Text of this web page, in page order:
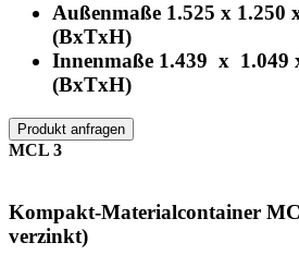
Außenmaße 1.525 x 1.250
(BxTxH)
Innenmaße 1.439 x 1.049
(BxTxH)
Produkt anfragen
MCL 3
Kompakt-Materialcontainer
verzinkt)